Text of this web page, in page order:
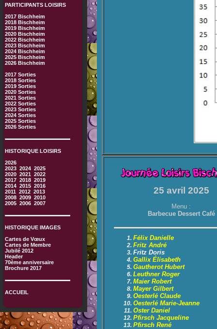
PARTICIPANTS LOISIRS
2017 Bischheim
2018 Bischheim
2019 Bischheim
2020 Bischheim
2022 Bischheim
2023 Bischheim
2024 Bischheim
2025 Bischheim
2026 Bischheim
2017 Sorties
2018 Sorties
2019 Sorties
2020 Sorties
2021 Sorties
2022 Sorties
2023 Sorties
2024 Sorties
2025 Sorties
2026 Sorties
HISTORIQUE LOISIRS
2026
2023 2024 2025
2020 2021 2022
2017 2018 2019
2014 2015 2016
2011 2012 2013
2008 2009 2010
2005 2006 2007
HISTORIQUE IMAGES
Cartes de Vœux
Cartes de Membre
Jubilé 2012
Header
70ème anniversaire
Brochure 2017
ACCUEIL
25 avril 2025
Menu :
Barbecue Dessert Café
Félix Danielle
Fritz André
Fritz Doris
Gallix Élisabeth
Gautherot Hubert
Leuthner Roger
Maier Robert
Mayer Gilbert
Oesterlé Claude
Oesterlé Marie-Jeanne
Oster Daniel
Pfirsch Jacqueline
Pfirsch René